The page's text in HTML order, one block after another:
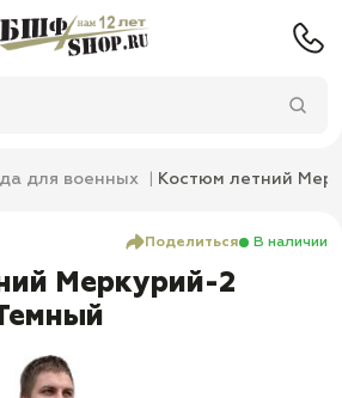
для военных Костюм летний
Поделиться В наличии
Меркурий-2